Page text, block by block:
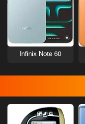
Infinix Note 60